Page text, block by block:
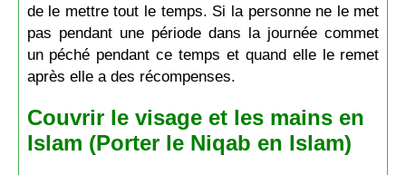
de le mettre tout le temps. Si la personne ne le met
pas pendant une période dans la journée commet
un péché pendant ce temps et quand elle le remet
après elle a des récompenses.
Couvrir le visage et les mains en
Islam (Porter le Niqab en Islam)